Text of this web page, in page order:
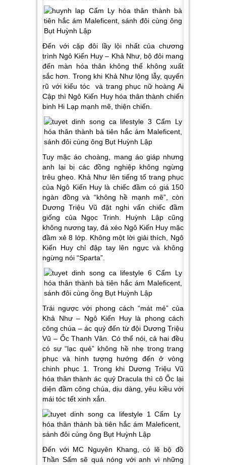
Đến với cặp đôi lầy lội nhất của chương
trình Ngô Kiến Huy – Khả Như, bộ đôi mang
đến màn hóa thân không thể không xuất
sắc hơn. Trong khi Khả Như lộng lẫy, quyến
rũ với kiểu tóc và trang phục nữ hoàng Ai
Cập thì Ngô Kiến Huy hóa thân thành chiến
binh Hi Lạp mạnh mẽ, thiện chiến.
Tuy mặc áo choàng, mang áo giáp nhưng
anh lại bị các đồng nghiệp không ngừng
trêu ghẹo. Khả Như lên tiếng tố trang phục
của Ngô Kiến Huy là chiếc đầm có giá 150
ngàn đồng và “không hề mạnh mẽ”, còn
Dương Triệu Vũ đặt nghi vấn chiếc đầm
giống của Ngọc Trinh. Huỳnh Lập cũng
không nương tay, đá xéo Ngô Kiến Huy mặc
đầm xẻ 8 lớp. Không một lời giải thích, Ngô
Kiến Huy chỉ đập tay lên ngực và không
ngừng nói “Sparta”.
Trái ngược với phong cách “mát mẻ” của
Khả Như – Ngô Kiến Huy là phong cách
công chúa – ác quỷ đến từ đội Dương Triệu
Vũ – Ốc Thanh Vân. Có thể nói, cả hai đều
có sự “lạc quẻ” không hề nhẹ trong trang
phục và hình tượng hướng đến ở vòng
chinh phục 1. Trong khi Dương Triệu Vũ
hóa thân thành ác quỷ Dracula thì cô Ốc lại
diện đầm công chúa, dịu dàng, yêu kiều với
mái tóc tết xinh xắn.
Đến với MC Nguyên Khang, có lẽ bộ đồ
Thần Sấm sẽ quá nóng với anh vì những